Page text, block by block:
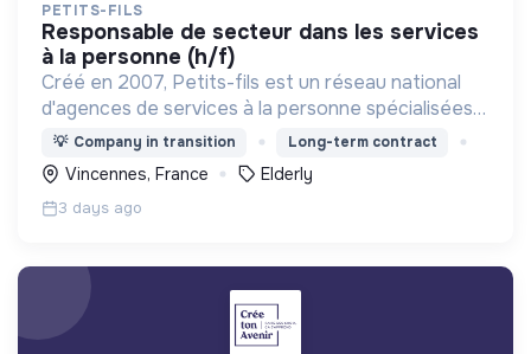
PETITS-FILS
responsable de secteur dans les services
à la personne (h/f)
Créé en 2007, Petits-fils est un réseau national
d'agences de services à la personne spécialisées
dans l'aide à domicile pour les personnes âgées.
💡 Company in transition Long-term contract
Vincennes, France Elderly
3 days ago